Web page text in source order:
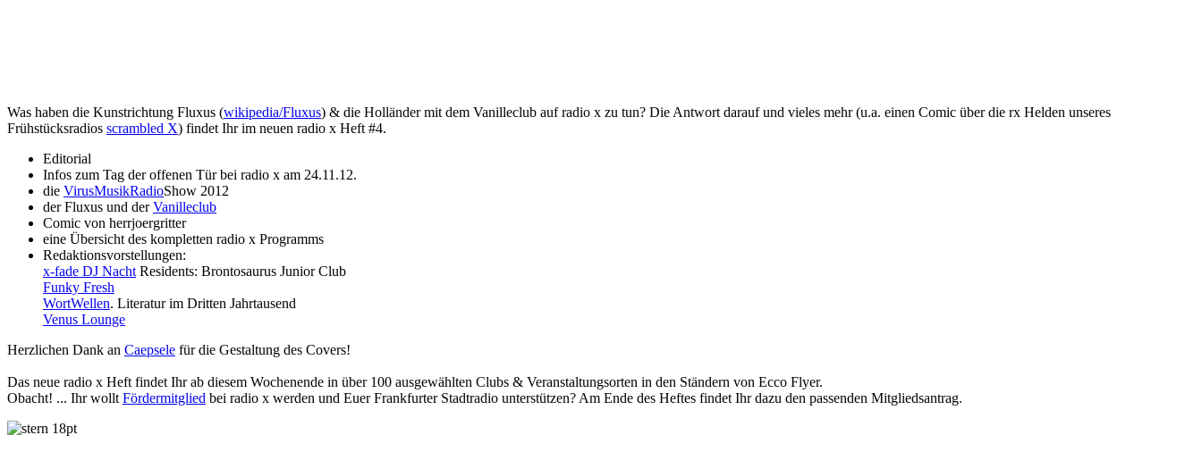
Was haben die Kunstrichtung Fluxus (wikipedia/Fluxus) & die Holländer mit dem Vanilleclub auf radio x zu tun? Die Antwort darauf und vieles mehr (u.a. einen Comic über die rx Helden unseres
Frühstücksradios scrambled X) findet Ihr im neuen radio x Heft #4.
Editorial
Infos zum Tag der offenen Tür bei radio x am 24.11.12.
die VirusMusikRadioShow 2012
der Fluxus und derVanilleclub
Comic von herrjoergritter
eine Übersicht des kompletten radio x Programms
Redaktionsvorstellungen:
x-fade DJ NachtResidents: Brontosaurus Junior Club
Funky Fresh
WortWellen. Literatur im Dritten Jahrtausend
Venus Lounge
Herzlichen Dank an Caepsele für die Gestaltung des Covers!
Das neue radio x Heft findet Ihr ab diesem Wochenende in über 100 ausgewählten Clubs & Veranstaltungsorten in den Ständern von Ecco Flyer.
Obacht! ... Ihr wolltFördermitglied bei radio x werden und Euer Frankfurter Stadtradio unterstützen? Am Ende des Heftes findet Ihr dazu den passenden Mitgliedsantrag.